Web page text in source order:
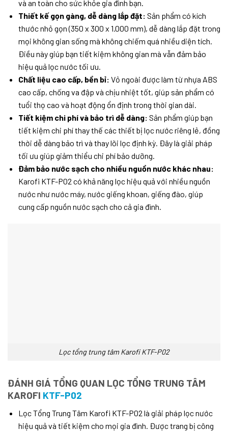
và an toàn cho sức khỏe gia đình bạn.
Thiết kế gọn gàng, dễ dàng lắp đặt: Sản phẩm có kích
thước nhỏ gọn (350 x 300 x 1.000 mm), dễ dàng lắp đặt trong
mọi không gian sống mà không chiếm quá nhiều diện tích.
Điều này giúp bạn tiết kiệm không gian mà vẫn đảm bảo
hiệu quả lọc nước tối ưu.
Chất liệu cao cấp, bền bỉ: Vỏ ngoài được làm từ nhựa ABS
cao cấp, chống va đập và chịu nhiệt tốt, giúp sản phẩm có
tuổi thọ cao và hoạt động ổn định trong thời gian dài.
Tiết kiệm chi phí và bảo trì dễ dàng: Sản phẩm giúp bạn
tiết kiệm chi phí thay thế các thiết bị lọc nước riêng lẻ, đồng
thời dễ dàng bảo trì và thay lõi lọc định kỳ. Đây là giải pháp
tối ưu giúp giảm thiểu chi phí bảo dưỡng.
Đảm bảo nước sạch cho nhiều nguồn nước khác nhau:
Karofi KTF-P02 có khả năng lọc hiệu quả với nhiều nguồn
nước như nước máy, nước giếng khoan, giếng đào, giúp
cung cấp nguồn nước sạch cho cả gia đình.
Lọc tổng trung tâm Karofi KTF-P02
ĐÁNH GIÁ TỔNG QUAN LỌC TỔNG TRUNG TÂM
KAROFI KTF-P02
Lọc Tổng Trung Tâm Karofi KTF-P02 là giải pháp lọc nước
hiệu quả và tiết kiệm cho mọi gia đình. Được trang bị công